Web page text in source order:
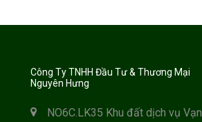
Công Ty TNHH Đầu Tư & Thương Mại
Nguyên Hưng
NO6C.LK35 Khu đất dịch vụ Vạn